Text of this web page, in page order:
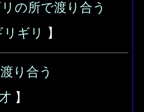
の所で渡り合う
リギリ 】
り合う
】